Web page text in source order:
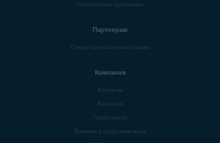
Партнерская программа
Партнерам
Операторы мобильной связи
Компания
Контакты
Вакансии
Пресс-центр
Доверие в цифровом мире